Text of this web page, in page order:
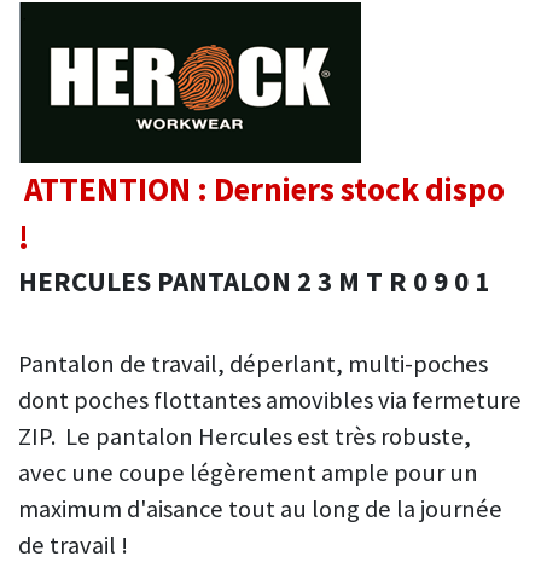
ATTENTION : Derniers stock dispo
!
HERCULES PANTALON 2 3 M T R 0 9 0 1
Pantalon de travail, déperlant, multi-poches
dont poches flottantes amovibles via fermeture
ZIP. Le pantalon Hercules est très robuste,
avec une coupe légèrement ample pour un
maximum d'aisance tout au long de la journée
de travail !